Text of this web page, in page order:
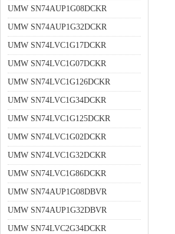
UMW SN74AUP1G08DCKR
UMW SN74AUP1G32DCKR
UMW SN74LVC1G17DCKR
UMW SN74LVC1G07DCKR
UMW SN74LVC1G126DCKR
UMW SN74LVC1G34DCKR
UMW SN74LVC1G125DCKR
UMW SN74LVC1G02DCKR
UMW SN74LVC1G32DCKR
UMW SN74LVC1G86DCKR
UMW SN74AUP1G08DBVR
UMW SN74AUP1G32DBVR
UMW SN74LVC2G34DCKR